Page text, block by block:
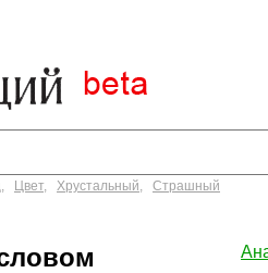
, Цвет, Хрустальный, Страшный